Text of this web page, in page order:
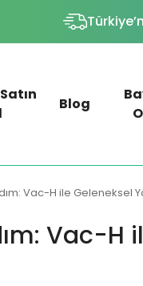
Blog
Vac-H ile
Vac-